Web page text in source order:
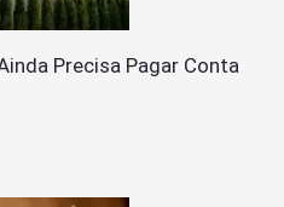
Precisa Pagar Conta